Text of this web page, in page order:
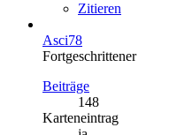
Zitieren
Asci78
Fortgeschrittener
Beiträge
148
Karteneintrag